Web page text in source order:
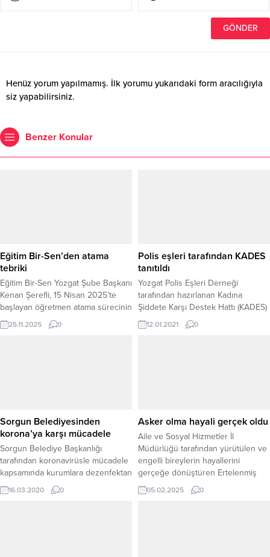
Henüz yorum yapılmamış. İlk yorumu yukarıdaki form aracılığıyla
siz yapabilirsiniz.
Benzer Konular
Eğitim Bir-Sen’den atama
tebriki
Eğitim Bir-Sen Yozgat Şube Başkanı
Kenan Şerefli, 15 Nisan 2025’te
başlayan öğretmen atama sürecinin
tamamlandığını duyurdu. Süreç
kapsamında 15 bin öğretmenin kura
Yozgat’taki eğitim yapısına...
25.11.2025 0
Polis eşleri tarafından KADES
tanıtıldı
Yozgat Polis Eşleri Derneği
tarafından hazırlanan Kadına
Şiddete Karşı Destek Hattı (KADES)
uygulaması tanıtım projesi, bürokrat
eşleri ve emniyet ekipleri
12.01.2021 0
Sorgun Belediyesinden
korona’ya karşı mücadele
Sorgun Belediye Başkanlığı
tarafından koronavirüsle mücadele
kapsamında kurumlara dezenfektan
dağıtımı yapıldı.
16.03.2020 0
Asker olma hayali gerçek oldu
Aile ve Sosyal Hizmetler İl
Müdürlüğü tarafından yürütülen ve
engelli bireylerin hayallerini
gerçeğe dönüştüren Ertelenmiş
Hayaller Projesi, hız kesmeden
devam ediyor. Bu anlamlı projeye
05.02.2025 0